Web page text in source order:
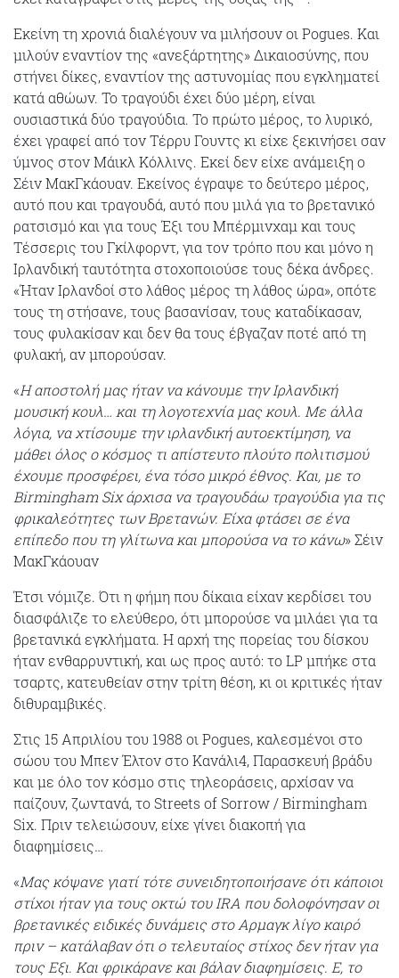
Εκείνη τη χρονιά διαλέγουν να μιλήσουν οι Pogues. Και
μιλούν εναντίον της «ανεξάρτητης» Δικαιοσύνης, που
στήνει δίκες, εναντίον της αστυνομίας που εγκληματεί
κατά αθώων. Το τραγούδι έχει δύο μέρη, είναι
ουσιαστικά δύο τραγούδια. Το πρώτο μέρος, το λυρικό,
έχει γραφεί από τον Τέρρυ Γουντς κι είχε ξεκινήσει σαν
ύμνος στον Μάικλ Κόλλινς. Εκεί δεν είχε ανάμειξη ο
Σέιν ΜακΓκάουαν. Εκείνος έγραψε το δεύτερο μέρος,
αυτό που και τραγουδά, αυτό που μιλά για το βρετανικό
ρατσισμό και για τους Έξι του Μπέρμινχαμ και τους
Τέσσερις του Γκίλφορντ, για τον τρόπο που και μόνο η
Ιρλανδική ταυτότητα στοχοποιούσε τους δέκα άνδρες.
«Ήταν Ιρλανδοί στο λάθος μέρος τη λάθος ώρα», οπότε
τους τη στήσανε, τους βασανίσαν, τους καταδίκασαν,
τους φυλακίσαν και δεν θα τους έβγαζαν ποτέ από τη
φυλακή, αν μπορούσαν.
«Η αποστολή μας ήταν να κάνουμε την Ιρλανδική
μουσική κουλ… και τη λογοτεχνία μας κουλ. Με άλλα
λόγια, να χτίσουμε την ιρλανδική αυτοεκτίμηση, να
μάθει όλος ο κόσμος τι απίστευτο πλούτο πολιτισμού
έχουμε προσφέρει, ένα τόσο μικρό έθνος. Και, με το
Birmingham Six άρχισα να τραγουδάω τραγούδια για τις
φρικαλεότητες των Βρετανών. Είχα φτάσει σε ένα
επίπεδο που τη γλίτωνα και μπορούσα να το κάνω» Σέιν
ΜακΓκάουαν
Έτσι νόμιζε. Ότι η φήμη που δίκαια είχαν κερδίσει του
διασφάλιζε το ελεύθερο, ότι μπορούσε να μιλάει για τα
βρετανικά εγκλήματα. Η αρχή της πορείας του δίσκου
ήταν ενθαρρυντική, και ως προς αυτό: το LP μπήκε στα
τσαρτς, κατευθείαν στην τρίτη θέση, κι οι κριτικές ήταν
διθυραμβικές.
Στις 15 Απριλίου του 1988 οι Pogues, καλεσμένοι στο
σώου του Μπεν Έλτον στο Κανάλι4, Παρασκευή βράδυ
και με όλο τον κόσμο στις τηλεοράσεις, αρχίσαν να
παίζουν, ζωντανά, το Streets of Sorrow / Birmingham
Six. Πριν τελειώσουν, είχε γίνει διακοπή για
διαφημίσεις…
«Μας κόψανε γιατί τότε συνειδητοποιήσανε ότι κάποιοι
στίχοι ήταν για τους οκτώ του IRA που δολοφόνησαν οι
βρετανικές ειδικές δυνάμεις στο Αρμαγκ λίγο καιρό
πριν – κατάλαβαν ότι ο τελευταίος στίχος δεν ήταν για
τους Εξι. Και φρικάρανε και βάλαν διαφημίσεις. Ε, το